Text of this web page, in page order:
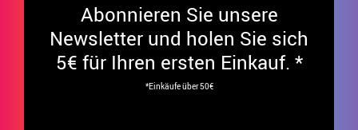
Abonnieren Sie unsere
Newsletter und holen Sie sich
5€ für Ihren ersten Einkauf. *
*Einkäufe über 50€